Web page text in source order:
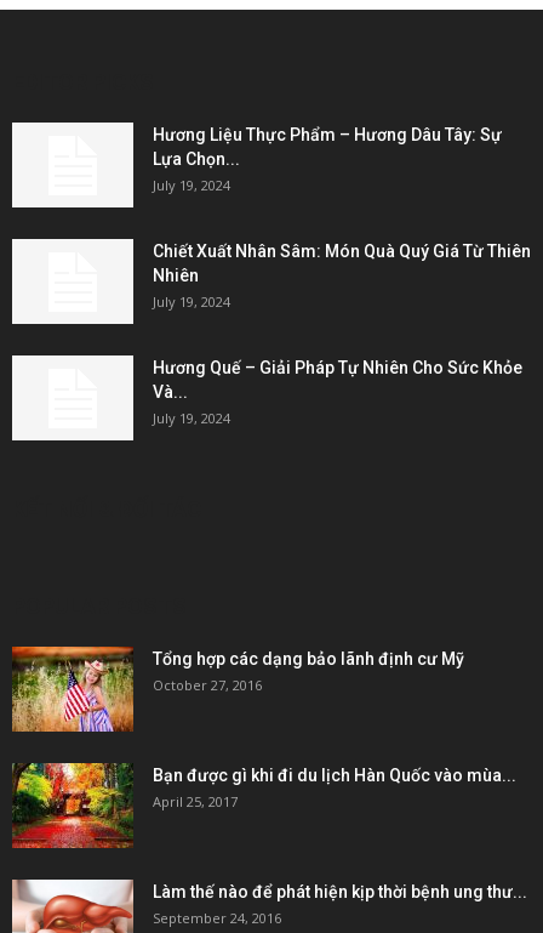
Hương Liệu Thực Phẩm – Hương Dâu Tây: Sự
Lựa Chọn...
July 19, 2024
Chiết Xuất Nhân Sâm: Món Quà Quý Giá Từ Thiên
Nhiên
July 19, 2024
Hương Quế – Giải Pháp Tự Nhiên Cho Sức Khỏe
Và...
July 19, 2024
Tổng hợp các dạng bảo lãnh định cư Mỹ
October 27, 2016
Bạn được gì khi đi du lịch Hàn Quốc vào mùa...
April 25, 2017
Làm thế nào để phát hiện kịp thời bệnh ung thư...
September 24, 2016